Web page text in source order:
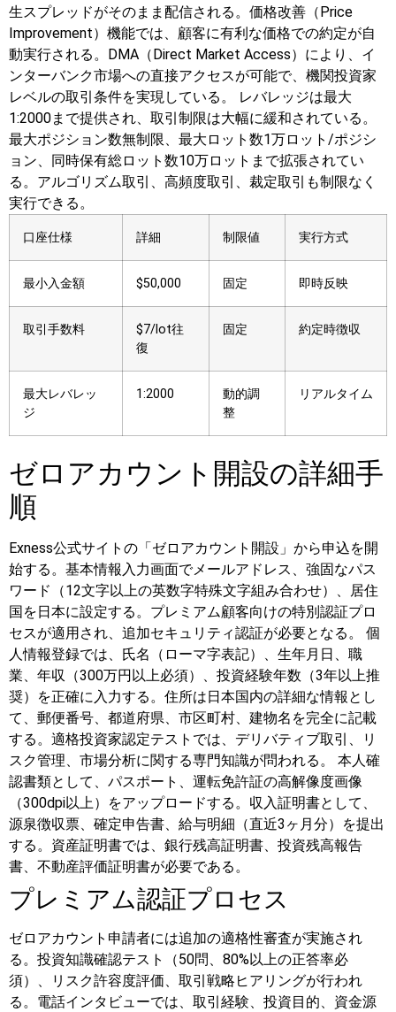
生スプレッドがそのまま配信される。価格改善（Price
Improvement）機能では、顧客に有利な価格での約定が自
動実行される。DMA（Direct Market Access）により、イ
ンターバンク市場への直接アクセスが可能で、機関投資家
レベルの取引条件を実現している。
レバレッジは最大
1:2000まで提供され、取引制限は大幅に緩和されている。
最大ポジション数無制限、最大ロット数1万ロット/ポジシ
ョン、同時保有総ロット数10万ロットまで拡張されてい
る。アルゴリズム取引、高頻度取引、裁定取引も制限なく
実行できる。
口座仕様 詳細 制限値 実行方式
最小入金額 $50,000 固定 即時反映
取引手数料
$7/lot往
復
固定 約定時徴収
最大レバレッ
ジ
1:2000
動的調
整
リアルタイム
ゼロアカウント開設の詳細手
順
Exness公式サイトの「ゼロアカウント開設」から申込を開
始する。基本情報入力画面でメールアドレス、強固なパス
ワード（12文字以上の英数字特殊文字組み合わせ）、居住
国を日本に設定する。プレミアム顧客向けの特別認証プロ
セスが適用され、追加セキュリティ認証が必要となる。
個
人情報登録では、氏名（ローマ字表記）、生年月日、職
業、年収（300万円以上必須）、投資経験年数（3年以上推
奨）を正確に入力する。住所は日本国内の詳細な情報とし
て、郵便番号、都道府県、市区町村、建物名を完全に記載
する。適格投資家認定テストでは、デリバティブ取引、リ
スク管理、市場分析に関する専門知識が問われる。
本人確
認書類として、パスポート、運転免許証の高解像度画像
（300dpi以上）をアップロードする。収入証明書として、
源泉徴収票、確定申告書、給与明細（直近3ヶ月分）を提出
する。資産証明書では、銀行残高証明書、投資残高報告
書、不動産評価証明書が必要である。
プレミアム認証プロセス
ゼロアカウント申請者には追加の適格性審査が実施され
る。投資知識確認テスト（50問、80%以上の正答率必
須）、リスク許容度評価、取引戦略ヒアリングが行われ
る。電話インタビューでは、取引経験、投資目的、資金源